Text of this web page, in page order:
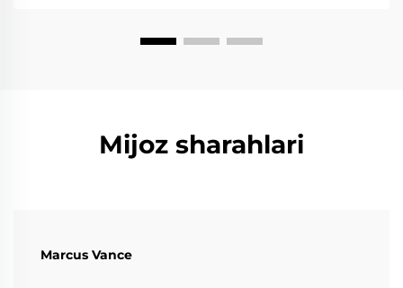
Mijoz sharahlari
Marcus Vance